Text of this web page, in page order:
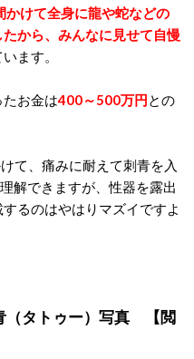
かけて全身に龍や蛇などの
から、みんなに見せて自慢
ます。
たお金は400～500万円との
て、痛みに耐えて刺青を入
解できますが、性器を露出
るのはやはりマズイですよ
（タトゥー）写真 【閲